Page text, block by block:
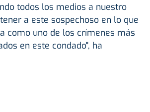
todos los medios a nuestro
a este sospechoso en lo que
como uno de los crímenes más
en este condado", ha